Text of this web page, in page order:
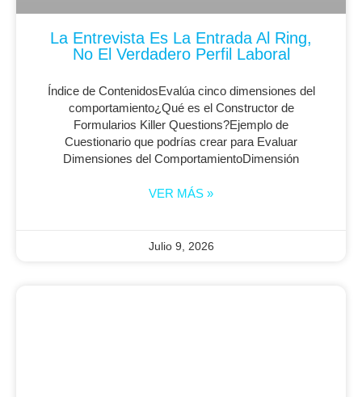
La Entrevista Es La Entrada Al Ring,
No El Verdadero Perfil Laboral
Índice de ContenidosEvalúa cinco dimensiones del
comportamiento¿Qué es el Constructor de
Formularios Killer Questions?Ejemplo de
Cuestionario que podrías crear para Evaluar
Dimensiones del ComportamientoDimensión
VER MÁS »
Julio 9, 2026